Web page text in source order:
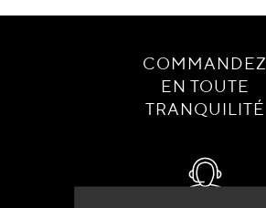
COMMANDEZ
EN TOUTE
TRANQUILITÉ